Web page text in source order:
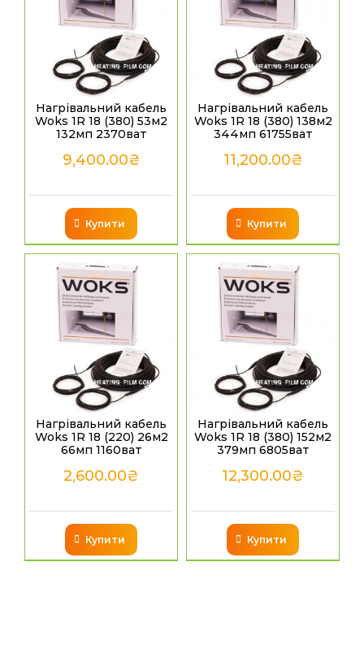
Нагрівальний кабель
Woks 1R 18 (380) 53м2
132мп 2370ват
9,400.00₴
Купити
Нагрівальний кабель
Woks 1R 18 (380) 138м2
344мп 61755ват
11,200.00₴
Купити
Нагрівальний кабель
Woks 1R 18 (220) 26м2
66мп 1160ват
2,600.00₴
Купити
Нагрівальний кабель
Woks 1R 18 (380) 152м2
379мп 6805ват
12,300.00₴
Купити